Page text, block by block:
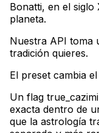
Bonatti, en el
planeta.
Nuestra API toma
tradición quieres.
El preset cambia
Un flag
exacta dentro de
que la astrología